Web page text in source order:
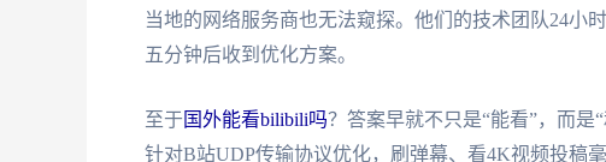
当地的网络服务商也无法窥探。他们的技术团队24小
五分钟后收到优化方案。
至于 国外能看bilibili吗？答案早就不只是“能看”，而是
针对B站UDP传输协议优化，刷弹幕、看4K视频投稿